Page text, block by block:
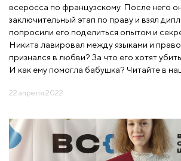
всеросса по французскому. После него
заключительный этап по праву и взял
попросили его поделиться опытом и
Никита лавировал между языками и
признался в любви? За что его хотят
И как ему помогла бабушка? Читайте в
22 апреля 2022